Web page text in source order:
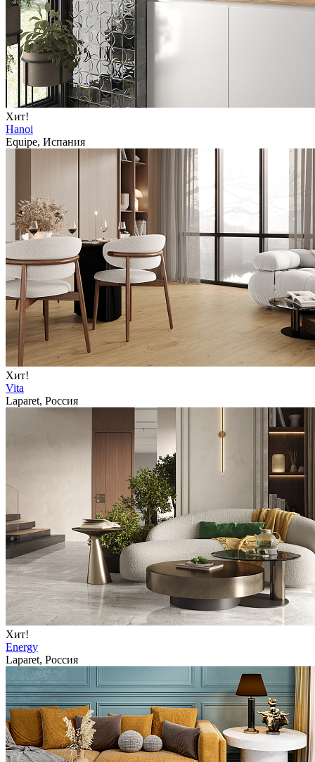
Хит!
Hanoi
Equipe, Испания
Хит!
Vita
Laparet, Россия
Хит!
Energy
Laparet, Россия